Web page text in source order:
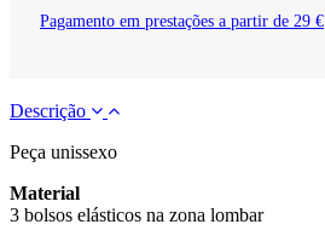
Pagamento em prestações a partir de 29 €
Descrição
Peça unissexo
Material
3 bolsos elásticos na zona lombar